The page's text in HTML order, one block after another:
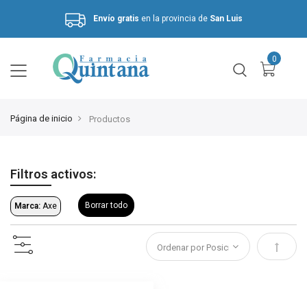
Envío gratis en la provincia de San Luis
Hasta 3 cuotas sin interés.
Página de inicio Productos
Filtros activos:
Marca: Axe Borrar todo